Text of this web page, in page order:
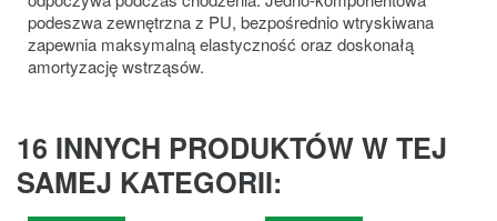
podeszwa zewnętrzna z PU, bezpośrednio wtryskiwana
zapewnia maksymalną elastyczność oraz doskonałą
amortyzację wstrząsów.
16 INNYCH PRODUKTÓW W TEJ
SAMEJ KATEGORII: